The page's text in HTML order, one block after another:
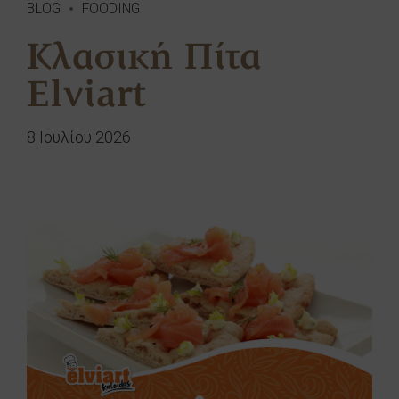
BLOG FOODING
Κλασική Πίτα
Elviart
8 Ιουλίου 2026